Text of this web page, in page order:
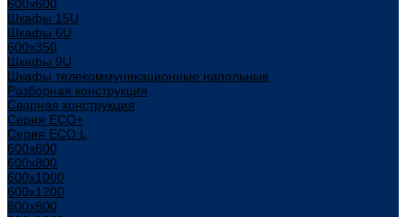
600x600
Шкафы 15U
Шкафы 6U
600x350
Шкафы 9U
Шкафы телекоммуникационные напольные
Разборная конструкция
Сварная конструкция
Серия ECO+
Серия ECO L
600x600
600x800
600х1000
600х1200
800x800